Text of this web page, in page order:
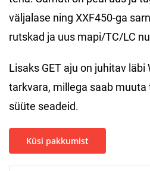
väljalase ning XXF450-ga
rutskad ja uus mapi/TC/LC
Lisaks GET aju on juhitav läbi
tarkvara, millega saab muuta
süüte seadeid.
Küsi pakkumist